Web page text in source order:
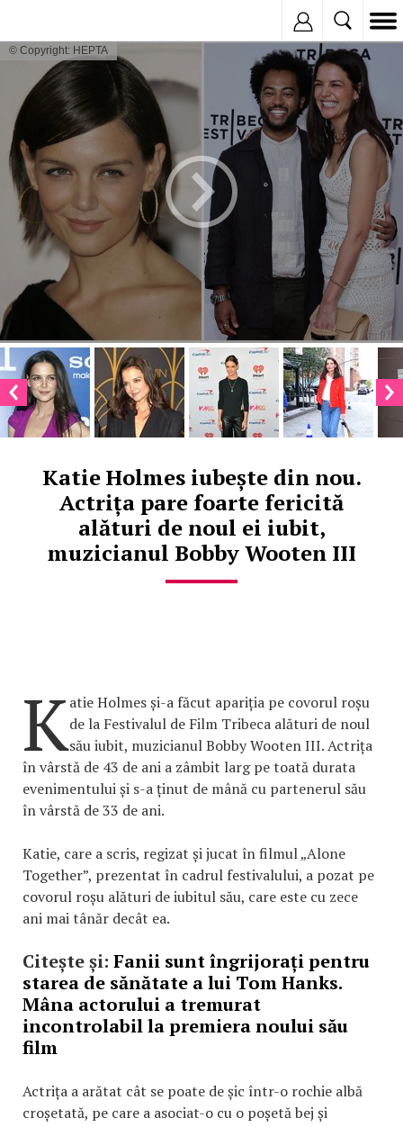
© Copyright: HEPTA
Katie Holmes iubește din nou.
Actrița pare foarte fericită
alături de noul ei iubit,
muzicianul Bobby Wooten III
Katie Holmes și-a făcut apariția pe covorul roșu
de la Festivalul de Film Tribeca alături de noul
său iubit, muzicianul Bobby Wooten III. Actrița
în vârstă de 43 de ani a zâmbit larg pe toată durata
evenimentului și s-a ținut de mână cu partenerul său
în vârstă de 33 de ani.
Katie, care a scris, regizat și jucat în filmul „Alone
Together”, prezentat în cadrul festivalului, a pozat pe
covorul roșu alături de iubitul său, care este cu zece
ani mai tânăr decât ea.
Citește și: Fanii sunt îngrijorați pentru
starea de sănătate a lui Tom Hanks.
Mâna actorului a tremurat
incontrolabil la premiera noului său
film
Actrița a arătat cât se poate de șic într-o rochie albă
croșetată, pe care a asociat-o cu o poșetă bej și